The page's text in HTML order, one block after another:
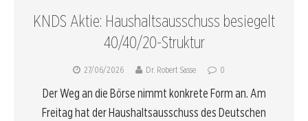
KNDS Aktie: Haushaltsausschuss besiegelt
40/40/20-Struktur
27/06/2026 Dr. Robert Sasse 0
Der Weg an die Börse nimmt konkrete Form an. Am
Freitag hat der Haushaltsausschuss des Deutschen